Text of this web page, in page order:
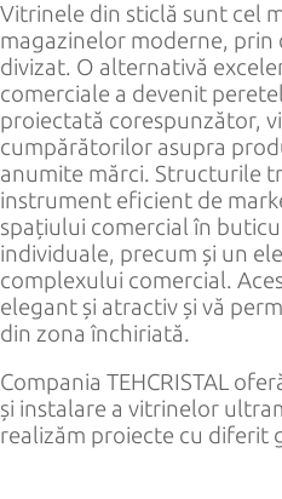
Vitrinele din sticlă sunt cel
magazinelor moderne, prin
divizat. O alternativă
comerciale a devenit
proiectată corespunzător,
cumpărătorilor asupra
anumite mărci. Structurile
instrument eficient de
spațiului comercial în
individuale, precum și un
complexului comercial.
elegant și atractiv și vă
din zona închiriată.
Compania TEHCRISTAL
și instalare a vitrinelor
realizăm proiecte cu diferit
ROM
ENG